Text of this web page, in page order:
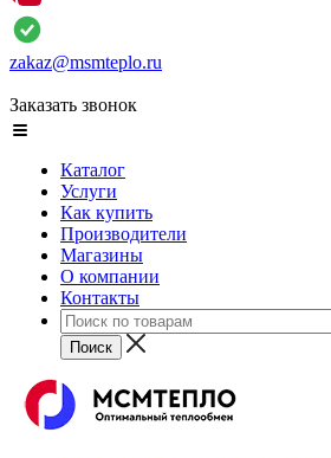
zakaz@msmteplo.ru
Заказать звонок
Каталог
Услуги
Как купить
Производители
Магазины
О компании
Контакты